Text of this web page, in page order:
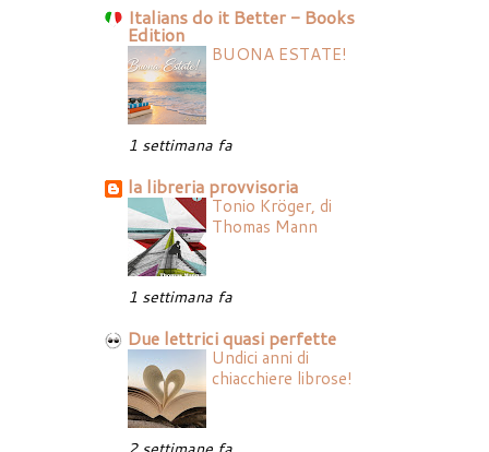
Italians do it Better - Books
Edition
BUONA ESTATE!
1 settimana fa
la libreria provvisoria
Tonio Kröger, di
Thomas Mann
1 settimana fa
Due lettrici quasi perfette
Undici anni di
chiacchiere librose!